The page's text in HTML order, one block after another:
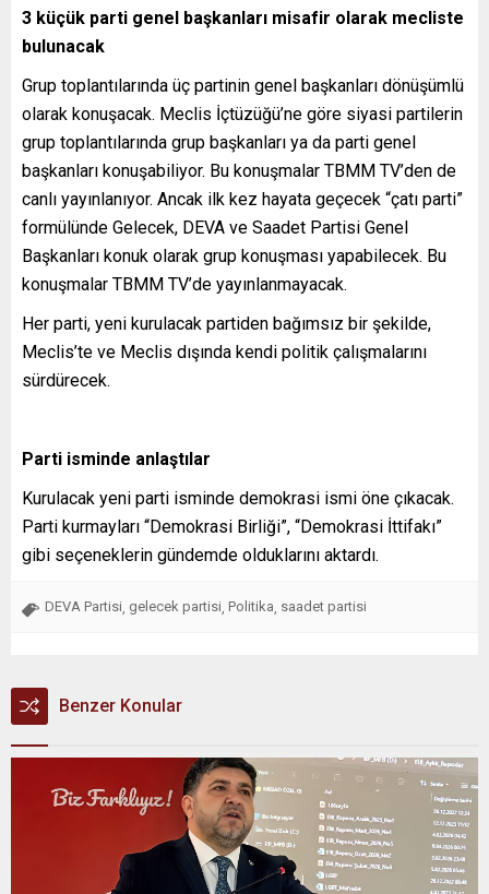
3 küçük parti genel başkanları misafir olarak mecliste
bulunacak
Grup toplantılarında üç partinin genel başkanları dönüşümlü
olarak konuşacak. Meclis İçtüzüğü’ne göre siyasi partilerin
grup toplantılarında grup başkanları ya da parti genel
başkanları konuşabiliyor. Bu konuşmalar TBMM TV’den de
canlı yayınlanıyor. Ancak ilk kez hayata geçecek “çatı parti”
formülünde Gelecek, DEVA ve Saadet Partisi Genel
Başkanları konuk olarak grup konuşması yapabilecek. Bu
konuşmalar TBMM TV’de yayınlanmayacak.
Her parti, yeni kurulacak partiden bağımsız bir şekilde,
Meclis’te ve Meclis dışında kendi politik çalışmalarını
sürdürecek.
Parti isminde anlaştılar
Kurulacak yeni parti isminde demokrasi ismi öne çıkacak.
Parti kurmayları “Demokrasi Birliği”, “Demokrasi İttifakı”
gibi seçeneklerin gündemde olduklarını aktardı.
DEVA Partisi gelecek partisi Politika saadet partisi
Benzer Konular